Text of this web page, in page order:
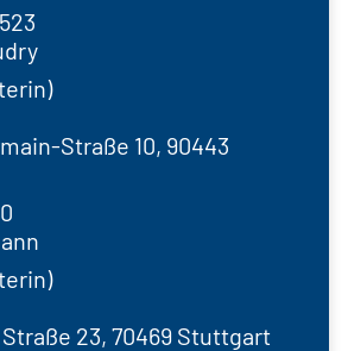
Straße 10, 90443
23, 70469 Stuttgart